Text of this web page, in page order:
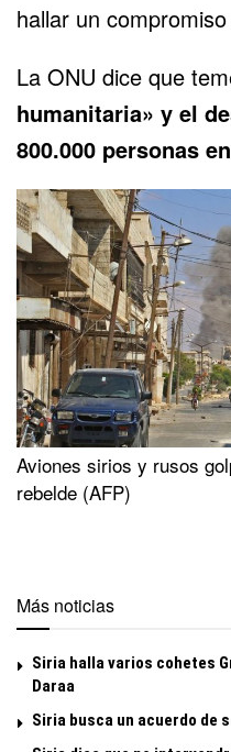
hallar un
La ONU dice que
humanitaria» y el
800.000 personas
Aviones sirios y rusos
rebelde (AFP)
Más noticias
Siria halla varios cohetes
Daraa
Siria busca un acuerdo de